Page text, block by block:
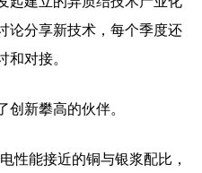
论分享新技术，每个季度还
和对接。
新攀高的伙伴。
能接近的铜与银浆配比，